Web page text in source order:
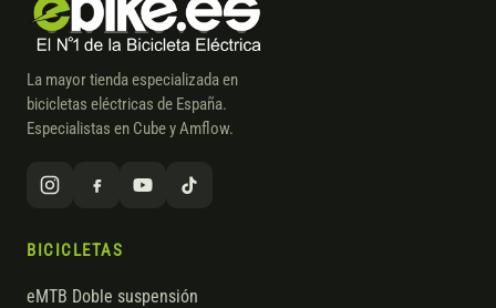
La mayor tienda especializada en
bicicletas eléctricas de España.
Especialistas en Cube y Amflow.
BICICLETAS
eMTB Doble suspensión